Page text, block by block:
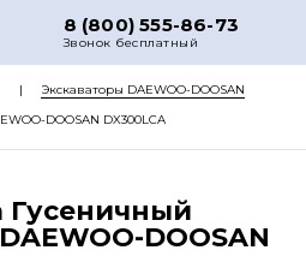
8 (800) 555-86-73
Звонок бесплатный
О НАС
ЗАПЧАСТЕЙ
Экскаваторы DAEWOO-DOOSAN
DOOSAN DX300LCA
Гусеничный
DOOSAN